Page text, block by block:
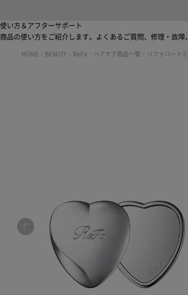
使い方＆アフターサポート
商品の使い方をご紹介します。よくあるご質問、修理・故
HOME BEAUTY ReFa ヘアケア商品一覧 リファハート